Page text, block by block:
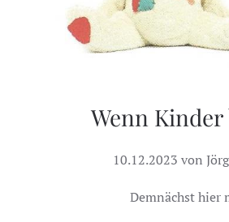
Wenn Kinder
10.12.2023 von
Demnächst hier